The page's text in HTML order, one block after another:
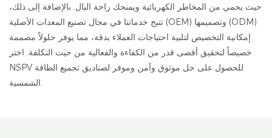
حيث يحمي من المخاطر الكهربائية ويمنحك راحة البال. بالإضافة إلى ذلك،
تتيح خدماتنا في مجال تصنيع المعدات الأصلية (OEM) وتصميمها (ODM)
إمكانية التخصيص لتلبية احتياجات العملاء بدقة، مما يوفر حلولاً مصممة
خصيصاً لتحقيق أقصى قدر من الكفاءة والفعالية من حيث التكلفة. اختر
NSPV للحصول على حل موثوق وآمن وموفر لصناديق تجميع الطاقة
الشمسية.